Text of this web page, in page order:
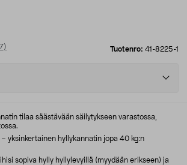
Tuotenro: 41-8225-1
7)
tilaa säästävään säilytykseen varastossa,
yksinkertainen hyllykannatin jopa 40 kg:n
sopiva hylly hyllylevyillä (myydään erikseen) ja